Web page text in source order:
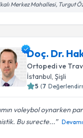
Merkez Mahallesi, Turgut
Doç. Dr.
Ortopedi ve
İstanbul , Şişli
5 (7
voleybol oynarken
Bu surecte...
Devamı